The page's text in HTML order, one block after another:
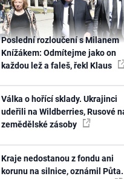
Poslední rozloučení s Milanem
Knížákem: Odmítejme jako on
každou lež a faleš, řekl Klaus
Válka o hořící sklady. Ukrajinci
udeřili na Wildberries, Rusové
zemědělské zásoby
Kraje nedostanou z fondu ani
korunu na silnice, oznámil Půta.